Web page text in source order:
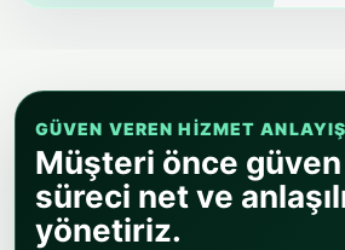
GÜVEN VEREN HIZMET
Müşteri önce
süreci net ve
yönetiriz.